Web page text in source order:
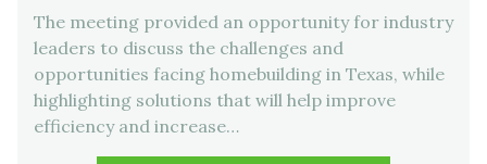
The meeting provided an opportunity for industry
leaders to discuss the challenges and
opportunities facing homebuilding in Texas, while
highlighting solutions that will help improve
efficiency and increase…